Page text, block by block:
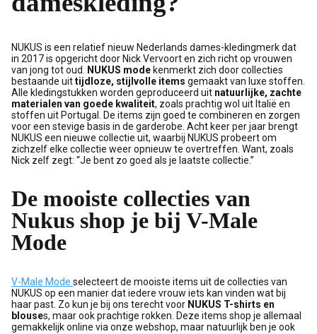
NUKUS is een relatief nieuw Nederlands dames-kledingmerk dat
in 2017 is opgericht door Nick Vervoort en zich richt op vrouwen
van jong tot oud.
NUKUS mode kenmerkt zich door collecties
bestaande uittijdloze, stijlvolle items gemaakt van luxe stoffen.
Alle kledingstukken worden geproduceerd uit natuurlijke, zachte
materialen van goede kwaliteit, zoals prachtig wol uit Italië en
stoffen uit Portugal. De items zijn goed te combineren en zorgen
voor een stevige basis in de garderobe. Acht keer per jaar brengt
NUKUS een nieuwe collectie uit, waarbij NUKUS probeert om
zichzelf elke collectie weer opnieuw te overtreffen. Want, zoals
Nick zelf zegt: “Je bent zo goed als je laatste collectie.”
De mooiste collecties van
Nukus shop je bij V-Male
Mode
V-Male Mode selecteert de mooiste items uit de collecties van
NUKUS op een manier dat iedere vrouw iets kan vinden wat bij
haar past. Zo kun je bij ons terecht voor NUKUS T-shirts en
blouses, maar ook prachtige rokken. Deze items shop je allemaal
gemakkelijk online via onze webshop, maar natuurlijk ben je ook